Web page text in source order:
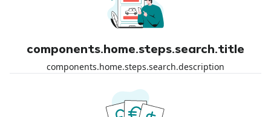
components.home.steps.search.title
components.home.steps.search.description